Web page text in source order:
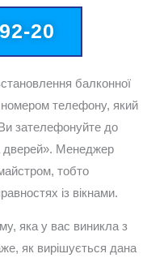
20
балконної
телефону, який
зателефонуйте до
дверей». Менеджер
тобто
із вікнами.
яка у вас виникла з
як вирішується дана